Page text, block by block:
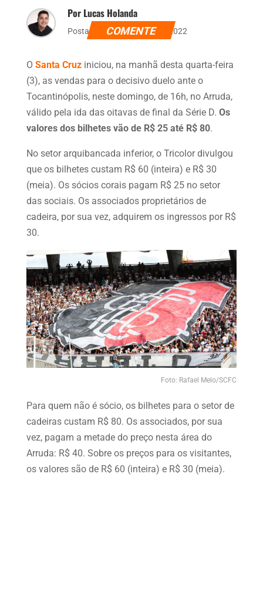
Por Lucas Holanda
Postado dia 3 de agosto de 2022
COMENTE
O Santa Cruziniciou, na manhã desta quarta-feira
(3), as vendas para o decisivo duelo ante o
Tocantinópolis, neste domingo, de 16h, no Arruda,
válido pela ida das oitavas de final da Série D. Os
valores dos bilhetes vão de R$ 25 até R$ 80.
No setor arquibancada inferior, o Tricolor divulgou
que os bilhetes custam R$ 60 (inteira) e R$ 30
(meia). Os sócios corais pagam R$ 25 no setor
das sociais. Os associados proprietários de
cadeira, por sua vez, adquirem os ingressos por R$
30.
Foto: Rafael Melo/SCFC
Para quem não é sócio, os bilhetes para o setor de
cadeiras custam R$ 80. Os associados, por sua
vez, pagam a metade do preço nesta área do
Arruda: R$ 40. Sobre os preços para os visitantes,
os valores são de R$ 60 (inteira) e R$ 30 (meia).